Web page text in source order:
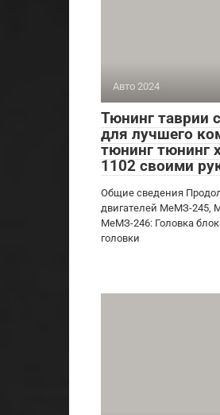
Авто 2024
Тюнинг таврии
для лучшего
тюнинг тюнинг
1102 своими
Общие сведения
двигателей МеМЗ-245,
МеМЗ-246: Головка
головки